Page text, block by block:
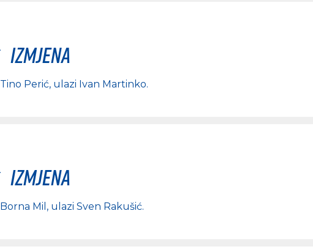
Izmjena
Tino Perić, ulazi Ivan Martinko.
Izmjena
Borna Mil , ulazi Sven Rakušić.